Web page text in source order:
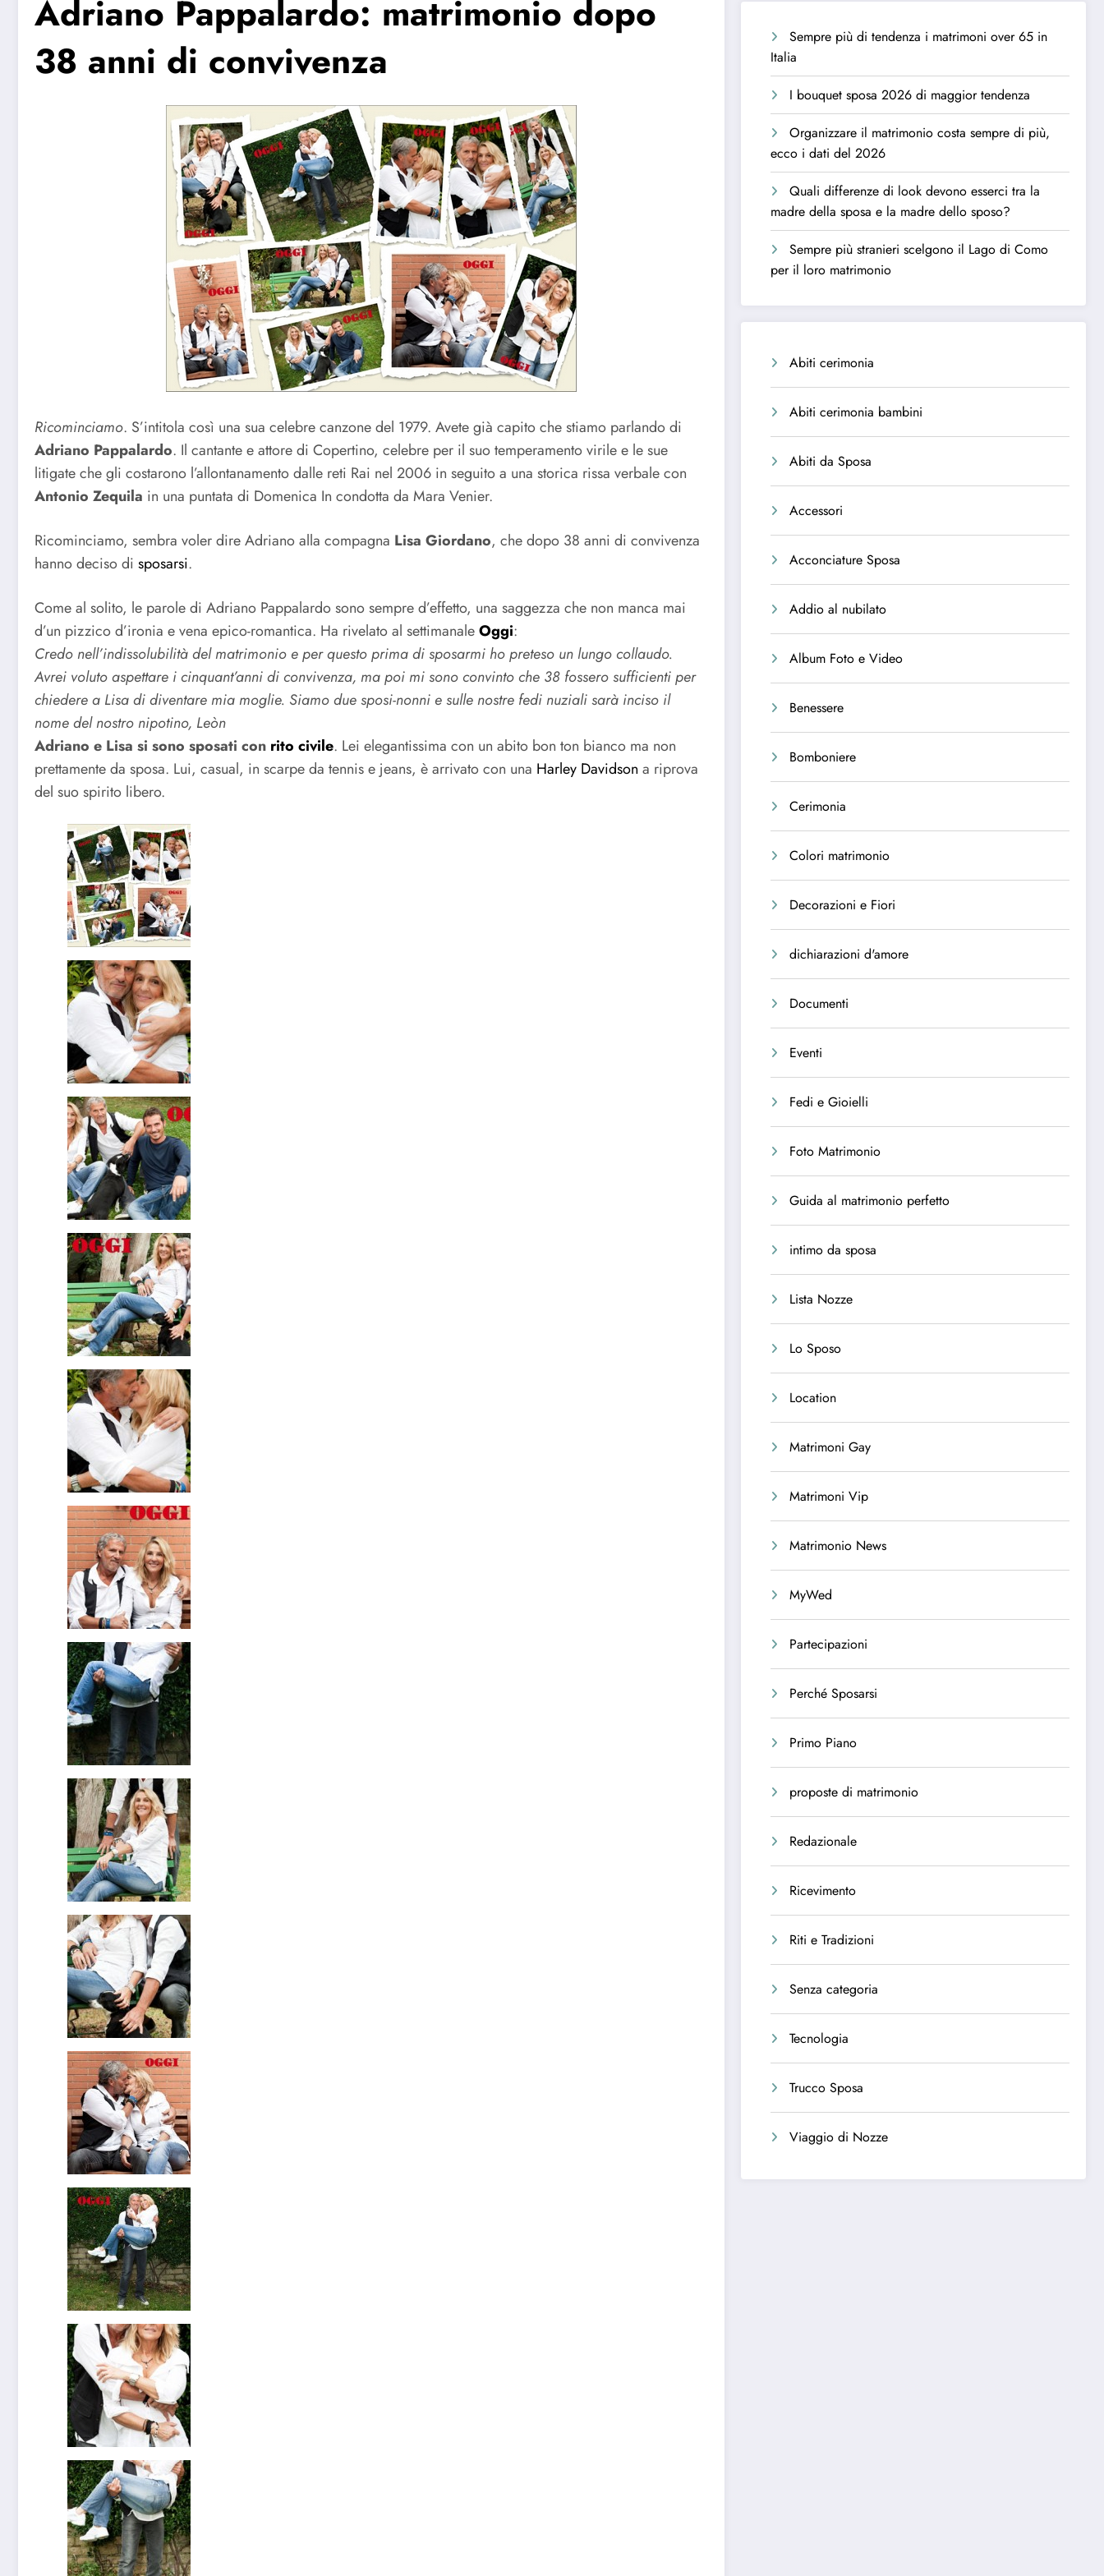
Adriano Pappalardo: matrimonio dopo
38 anni di convivenza
Ricominciamo. S’intitola così una sua celebre canzone del 1979. Avete già capito che stiamo parlando di
Adriano Pappalardo. Il cantante e attore di Copertino, celebre per il suo temperamento virile e le sue
litigate che gli costarono l’allontanamento dalle reti Rai nel 2006 in seguito a una storica rissa verbale con
Antonio Zequila in una puntata di Domenica In condotta da Mara Venier.
Ricominciamo, sembra voler dire Adriano alla compagna Lisa Giordano, che dopo 38 anni di convivenza
hanno deciso di sposarsi.
Come al solito, le parole di Adriano Pappalardo sono sempre d’effetto, una saggezza che non manca mai
d’un pizzico d’ironia e vena epico-romantica. Ha rivelato al settimanaleOggi:
Credo nell’indissolubilità del matrimonio e per questo prima di sposarmi ho preteso un lungo collaudo.
Avrei voluto aspettare i cinquant’anni di convivenza, ma poi mi sono convinto che 38 fossero sufficienti per
chiedere a Lisa di diventare mia moglie. Siamo due sposi-nonni e sulle nostre fedi nuziali sarà inciso il
nome del nostro nipotino, Leòn
Adriano e Lisa si sono sposati con rito civile. Lei elegantissima con un abito bon ton bianco ma non
prettamente da sposa. Lui, casual, in scarpe da tennis e jeans, è arrivato con una Harley Davidson a riprova
del suo spirito libero.
Sempre più di tendenza i matrimoni over 65 in
Italia
I bouquet sposa 2026 di maggior tendenza
Organizzare il matrimonio costa sempre di più,
ecco i dati del 2026
Quali differenze di look devono esserci tra la
madre della sposa e la madre dello sposo?
Sempre più stranieri scelgono il Lago di Como
per il loro matrimonio
Abiti cerimonia
Abiti cerimonia bambini
Abiti da Sposa
Accessori
Acconciature Sposa
Addio al nubilato
Album Foto e Video
Benessere
Bomboniere
Cerimonia
Colori matrimonio
Decorazioni e Fiori
dichiarazioni d'amore
Documenti
Eventi
Fedi e Gioielli
Foto Matrimonio
Guida al matrimonio perfetto
intimo da sposa
Lista Nozze
Lo Sposo
Location
Matrimoni Gay
Matrimoni Vip
Matrimonio News
MyWed
Partecipazioni
Perché Sposarsi
Primo Piano
proposte di matrimonio
Redazionale
Ricevimento
Riti e Tradizioni
Senza categoria
Tecnologia
Trucco Sposa
Viaggio di Nozze